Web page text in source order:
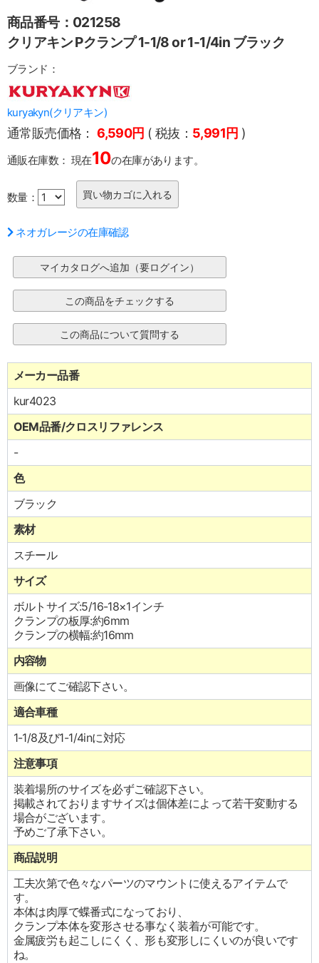
商品番号：021258
クリアキン Pクランプ 1-1/8 or 1-1/4in ブラック
ブランド：
kuryakyn(クリアキン)
通常販売価格： 6,590円 ( 税抜： 5,991円 )
通販在庫数： 現在10の在庫があります。
数量：
ネオガレージの在庫確認
メーカー品番
kur4023
OEM品番/クロスリファレンス
-
色
ブラック
素材
スチール
サイズ
ボルトサイズ:5/16-18×1インチ
クランプの板厚:約6mm
クランプの横幅:約16mm
内容物
画像にてご確認下さい。
適合車種
1-1/8及び1-1/4inに対応
注意事項
装着場所のサイズを必ずご確認下さい。
掲載されておりますサイズは個体差によって若干変動する
場合がございます。
予めご了承下さい。
商品説明
工夫次第で色々なパーツのマウントに使えるアイテムで
す。
本体は肉厚で蝶番式になっており、
クランプ本体を変形させる事なく装着が可能です。
金属疲労も起こしにくく、形も変形しにくいのが良いです
ね。